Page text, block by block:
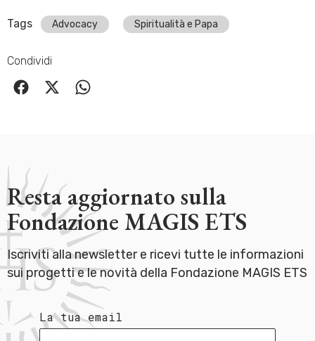
Tags Advocacy Spiritualità e Papa
Condividi
Resta aggiornato sulla
Fondazione MAGIS ETS
Iscriviti alla newsletter e ricevi tutte le informazioni
sui progetti e le novità della Fondazione MAGIS ETS
La tua email